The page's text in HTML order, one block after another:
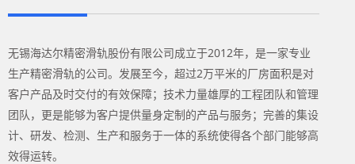
无锡海达尔精密滑轨股份有限公司成立于2012年，是一家专业
生产精密滑轨的公司。发展至今，超过2万平米的厂房面积是对
客户产品及时交付的有效保障；技术力量雄厚的工程团队和管理
团队，更是能够为客户提供量身定制的产品与服务；完善的集设
计、研发、检测、生产和服务于一体的系统使得各个部门能够高
效得运转。